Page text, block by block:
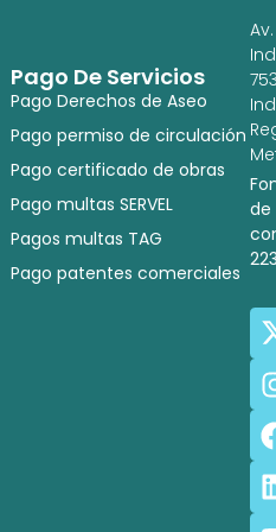
Pago De Servicios
Pago Derechos de Aseo
Pago permiso de circulación
Pago certificado de obras
Pago multas SERVEL
Pagos multas TAG
Pago patentes comerciales
Av.
de